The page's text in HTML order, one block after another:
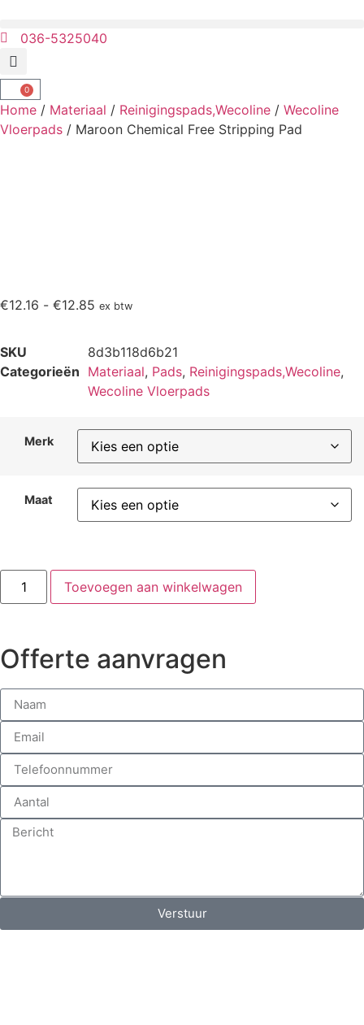
036-5325040
0
Home / Materiaal / Reinigingspads,Wecoline / Wecoline
Vloerpads / Maroon Chemical Free Stripping Pad
€12.16 - €12.85 ex btw
SKU
8d3b118d6b21
Categorieën Materiaal, Pads, Reinigingspads,Wecoline,
Wecoline Vloerpads
Merk
Maat
Toevoegen aan winkelwagen
Offerte aanvragen
Verstuur